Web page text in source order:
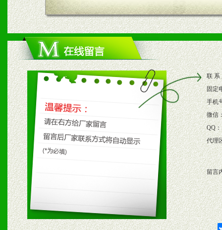
四、市场操作及支持
1、根据区域市场协助制定
2、根据具体情况公司给予
3、根据市场需要，派驻区
保产品顺利销售。
4、根据市场情况公司给予
购支持。
五、退换货制度
1、给予前期市场操作一定
联 系
固定
手机
微信
QQ：
代理
留言